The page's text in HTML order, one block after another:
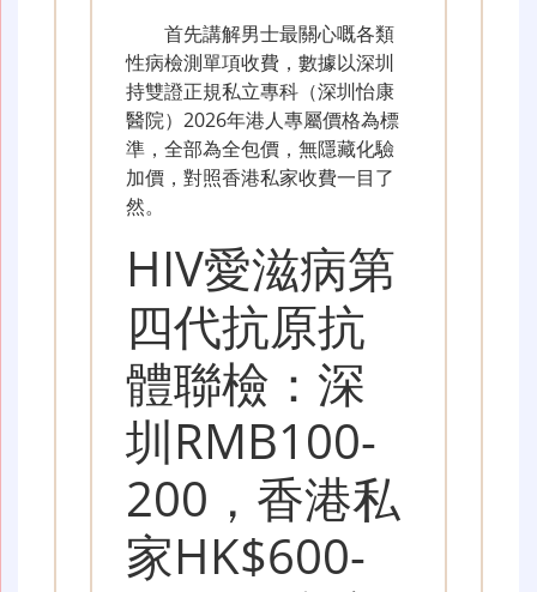
首先講解男士最關心嘅各類
性病檢測單項收費，數據以深圳
持雙證正規私立專科（深圳怡康
醫院）2026年港人專屬價格為標
準，全部為全包價，無隱藏化驗
加價，對照香港私家收費一目了
然。
HIV愛滋病第
四代抗原抗
體聯檢：深
圳RMB100-
200，香港私
家HK$600-